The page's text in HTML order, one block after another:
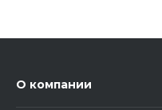
О компании